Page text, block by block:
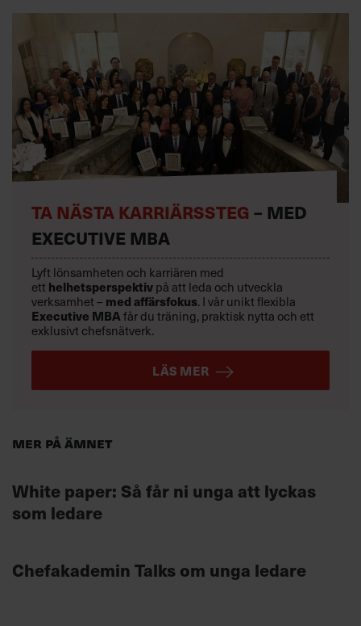
Mer på ämnet
White paper: Så får ni unga att lyckas
som ledare
Chefakademin Talks om unga ledare
TA NÄSTA KARRIÄRSSTEG – MED
EXECUTIVE MBA
Lyft lönsamheten och karriären med
ett helhetsperspektivpå att leda och utveckla
verksamhet – med affärsfokus. I vår unikt flexibla
Executive MBAfår du träning, praktisk nytta och ett
exklusivt chefsnätverk.
LÄS MER